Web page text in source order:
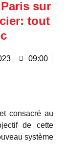
sur
tout
09:00
consacré au
de cette
système